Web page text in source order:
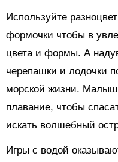
Используйте
формочки чтобы в
цвета и формы. А
черепашки и лодочки
морской жизни. Малыш
плавание, чтобы
искать волшебный
Игры с водой